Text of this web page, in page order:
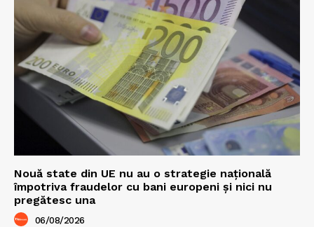
Nouă state din UE nu au o strategie națională
împotriva fraudelor cu bani europeni și nici nu
pregătesc una
06/08/2026